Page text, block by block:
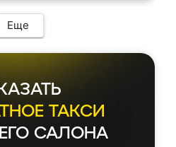
Еще
ТАКСИ
САЛОНА